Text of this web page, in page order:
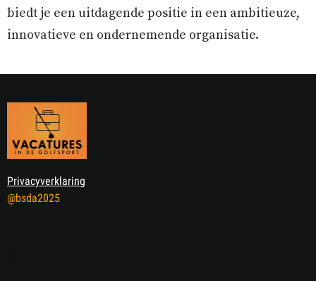
biedt je een uitdagende positie in een ambitieuze,
innovatieve en ondernemende organisatie.
Privacyverklaring
@bsda2025